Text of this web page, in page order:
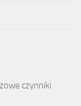
czynniki